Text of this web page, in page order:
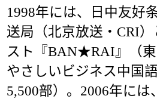
1998年には、日中友好
送局（北京放送・CRI
スト『BAN★RAI』（
やさしいビジネス中国
5,500部）。2006年に